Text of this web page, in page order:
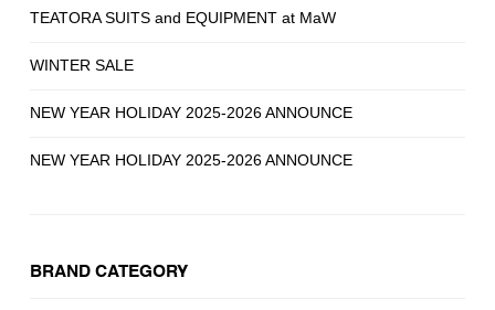
TEATORA SUITS and EQUIPMENT at MaW
WINTER SALE
NEW YEAR HOLIDAY 2025-2026 ANNOUNCE
NEW YEAR HOLIDAY 2025-2026 ANNOUNCE
BRAND CATEGORY